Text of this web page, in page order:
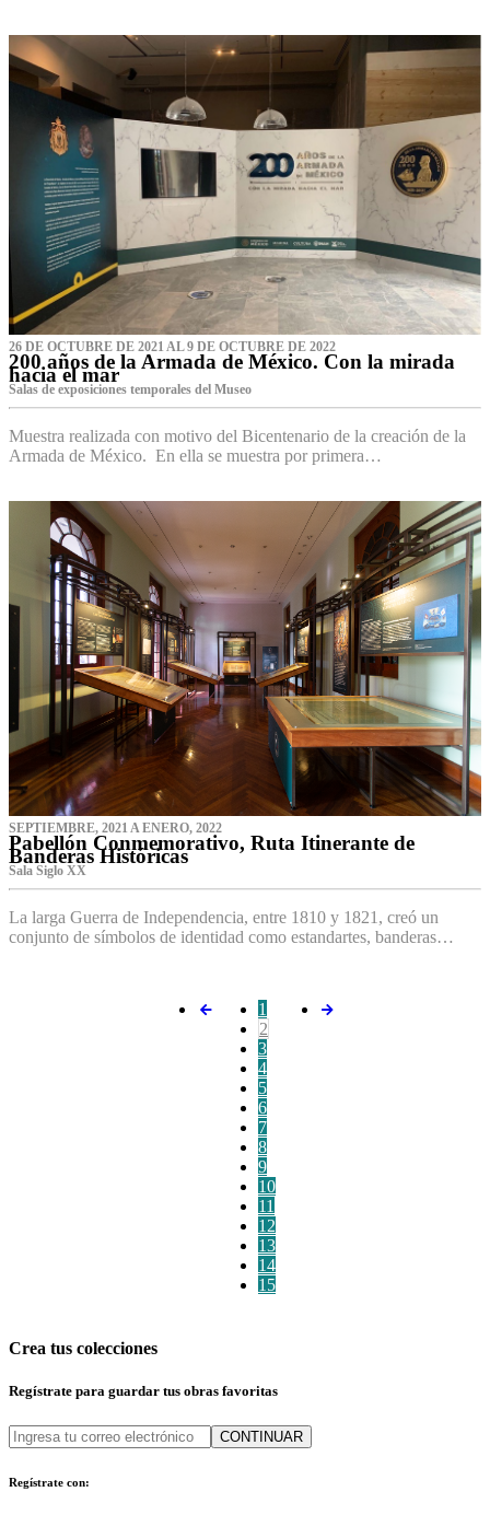
26 DE OCTUBRE DE 2021 AL 9 DE OCTUBRE DE 2022
200 años de la Armada de México. Con la mirada
hacia el mar
Salas de exposiciones temporales del Museo‌
Muestra realizada con motivo del Bicentenario de la creación de la
Armada de México. En ella se muestra por primera…
SEPTIEMBRE, 2021 A ENERO, 2022
Pabellón Conmemorativo, Ruta Itinerante de
Banderas Históricas
Sala Siglo XX
La larga Guerra de Independencia, entre 1810 y 1821, creó un
conjunto de símbolos de identidad como estandartes, banderas…
1
2
3
4
5
6
7
8
9
10
11
12
13
14
15
Crea tus colecciones
Regístrate para guardar tus obras favoritas
CONTINUAR
Regístrate con: